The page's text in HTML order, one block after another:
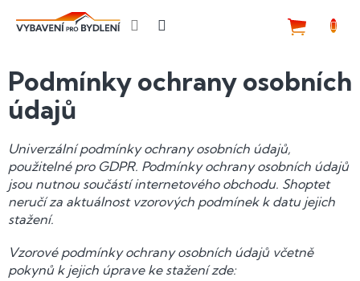
Podmínky ochrany osobních
údajů
Univerzální podmínky ochrany osobních údajů,
použitelné pro GDPR. Podmínky ochrany osobních údajů
jsou nutnou součástí internetového obchodu. Shoptet
neručí za aktuálnost vzorových podmínek k datu jejich
stažení.
Vzorové podmínky ochrany osobních údajů včetně
pokynů k jejich úprave ke stažení zde: